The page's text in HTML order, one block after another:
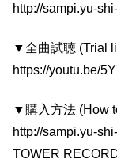
http://sampi.yu-
▼全曲試聴 (Trial
https://youtu.be/
▼購入方法 (How
http://sampi.yu-
TOWER